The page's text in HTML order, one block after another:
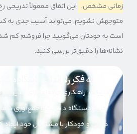
زمانی مشخص. این اتفاق معمولاً تدریجی
متوجهش نشویم، می‌تواند آسیب جدی به
است به خودتان می‌گویید چرا فروشم کم
نشانه‌ها را دقیق‌تر بررسی کنید.
به فکر راه‌اندازی باشگاه
دایرکت؛ راهکاری حرفه‌ای برای مدیریت
خرید دستگاه دایرکت و جمع‌آوری شماره
دائمی و خودکار با مشتریان خود ایجاد